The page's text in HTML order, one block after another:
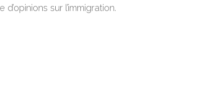
d’opinions sur l’immigration.